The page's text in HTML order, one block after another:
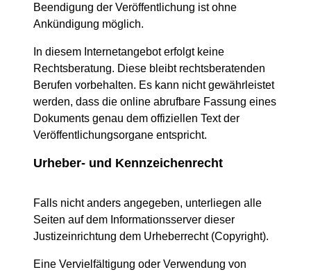
Beendigung der Veröffentlichung ist ohne
Ankündigung möglich.
In diesem Internetangebot erfolgt keine
Rechtsberatung. Diese bleibt rechtsberatenden
Berufen vorbehalten. Es kann nicht gewährleistet
werden, dass die online abrufbare Fassung eines
Dokuments genau dem offiziellen Text der
Veröffentlichungsorgane entspricht.
Urheber- und Kennzeichenrecht
Falls nicht anders angegeben, unterliegen alle
Seiten auf dem Informationsserver dieser
Justizeinrichtung dem Urheberrecht (Copyright).
Eine Vervielfältigung oder Verwendung von